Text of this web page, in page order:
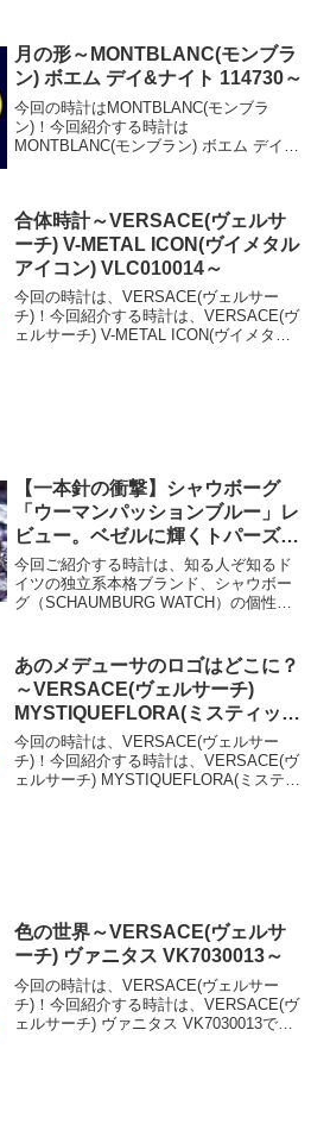
月の形～MONTBLANC(モンブラ
ン) ボエム デイ&ナイト 114730～
今回の時計はMONTBLANC(モンブラ
ン)！今回紹介する時計は
MONTBLANC(モンブラン) ボエム デイ&
計のムーンフ...
合体時計～VERSACE(ヴェルサ
ーチ) V-METAL ICON(ヴイメタル
アイコン) VLC010014～
今回の時計は、VERSACE(ヴェルサー
チ)！今回紹介する時計は、VERSACE(ヴ
ェルサーチ) V-METAL ICON(ヴイメタル
【一本針の衝撃】シャウボーグ
「ウーマンパッションブルー」レ
ビュー。ベゼルに輝くトパーズ
と、レディースでは珍しいワンハ
ンドの個性。
今回ご紹介する時計は、知る人ぞ知るド
イツの独立系本格ブランド、シャウボー
グ（SCHAUMBURG WATCH）の個性派
る」。それこそがシャウボーグらしさ
「シャウボー...
あのメデューサのロゴはどこに？
～VERSACE(ヴェルサーチ)
MYSTIQUEFLORA(ミスティック
フローラ) I9Q99SD1TUS001～
今回の時計は、VERSACE(ヴェルサー
チ)！今回紹介する時計は、VERSACE(ヴ
ェルサーチ) MYSTIQUEFLORA(ミスティ
色の世界～VERSACE(ヴェルサ
ーチ) ヴァニタス VK7030013～
今回の時計は、VERSACE(ヴェルサー
チ)！今回紹介する時計は、VERSACE(ヴ
ェルサーチ) ヴァニタス VK7030013で